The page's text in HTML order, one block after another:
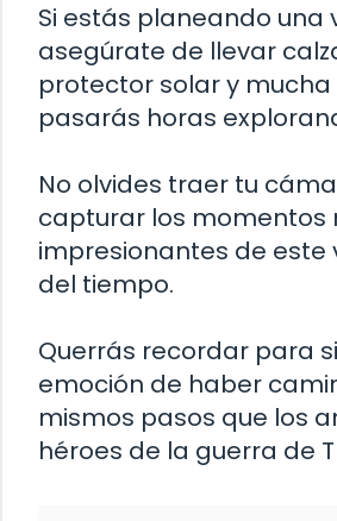
Si estás planeando una
asegúrate de llevar
protector solar y mucha
pasarás horas
No olvides traer tu
capturar los momentos
impresionantes de este
del tiempo.
Querrás recordar para
emoción de haber
mismos pasos que los
héroes de la guerra de